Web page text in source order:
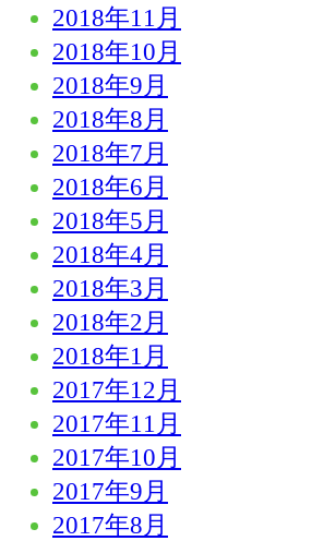
2018年11月
2018年10月
2018年9月
2018年8月
2018年7月
2018年6月
2018年5月
2018年4月
2018年3月
2018年2月
2018年1月
2017年12月
2017年11月
2017年10月
2017年9月
2017年8月